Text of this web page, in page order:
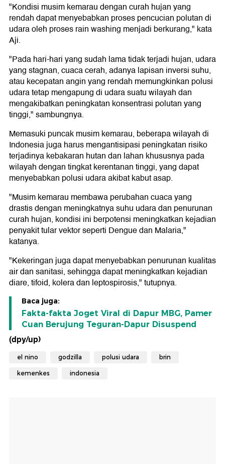
"Kondisi musim kemarau dengan curah hujan yang
rendah dapat menyebabkan proses pencucian polutan di
udara oleh proses rain washing menjadi berkurang," kata
Aji.
"Pada hari-hari yang sudah lama tidak terjadi hujan, udara
yang stagnan, cuaca cerah, adanya lapisan inversi suhu,
atau kecepatan angin yang rendah memungkinkan polusi
udara tetap mengapung di udara suatu wilayah dan
mengakibatkan peningkatan konsentrasi polutan yang
tinggi," sambungnya.
Memasuki puncak musim kemarau, beberapa wilayah di
Indonesia juga harus mengantisipasi peningkatan risiko
terjadinya kebakaran hutan dan lahan khususnya pada
wilayah dengan tingkat kerentanan tinggi, yang dapat
menyebabkan polusi udara akibat kabut asap.
"Musim kemarau membawa perubahan cuaca yang
drastis dengan meningkatnya suhu udara dan penurunan
curah hujan, kondisi ini berpotensi meningkatkan kejadian
penyakit tular vektor seperti Dengue dan Malaria,"
katanya.
"Kekeringan juga dapat menyebabkan penurunan kualitas
air dan sanitasi, sehingga dapat meningkatkan kejadian
diare, tifoid, kolera dan leptospirosis," tutupnya.
Baca juga:
Fakta-fakta Joget Viral di Dapur MBG, Pamer
Cuan Berujung Teguran-Dapur Disuspend
(dpy/up)
el nino godzilla polusi udara brin
kemenkes indonesia